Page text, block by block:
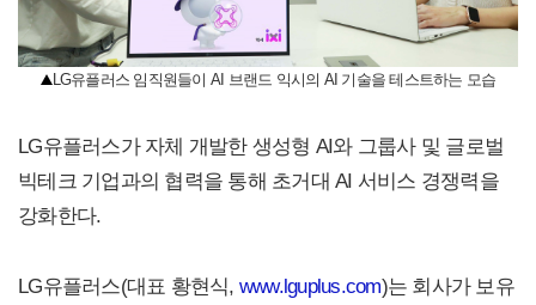
LG유플러스 임직원들이 AI 브랜드 익시의 AI 기술을 테스트하는 모습
LG유플러스가 자체 개발한 생성형 AI와 그룹사 및 글로벌
빅테크 기업과의 협력을 통해 초거대 AI 서비스 경쟁력을
강화한다.
LG유플러스(대표 황현식, www.lguplus.com)는 회사가 보유